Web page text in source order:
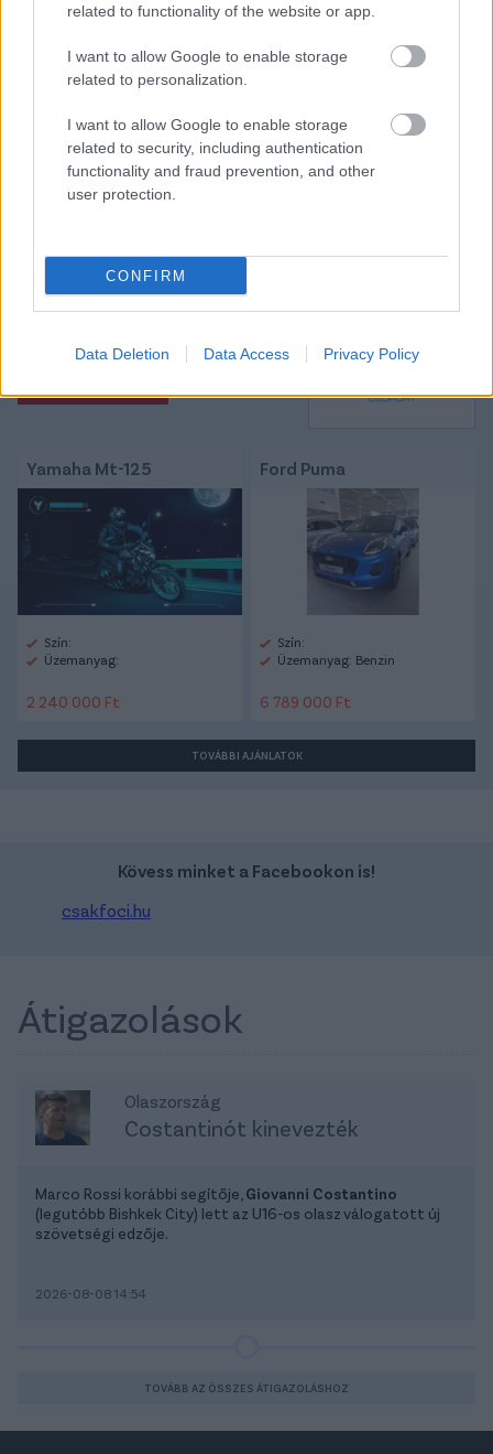
related to functionality of the website or app.
I want to allow Google to enable storage
related to personalization.
I want to allow Google to enable storage
related to security, including authentication
functionality and fraud prevention, and other
user protection.
CONFIRM
Data Deletion Data Access Privacy Policy
között legyen a Google-találatokban
Tetszett a cikk? Megosztanád?
Link másolása Email küldés
#ÁTIGAZOLÁSOK
#SPANYOL FOCI
#NIKITSCHER
TAMÁS
#REAL VALLADOLID
Yamaha Mt-125
Szín:
Üzemanyag:
2 240 000 Ft
Ford Puma
Szín:
Üzemanyag: Benzin
6 789 000 Ft
TOVÁBBI AJÁNLATOK
Kövess minket a Facebookon is!
csakfoci.hu
Átigazolások
Olaszország
Costantinót kinevezték
Marco Rossi korábbi segítője, Giovanni Costantino
(legutóbb Bishkek City) lett az U16-os olasz válogatott új
szövetségi edzője.
2026-08-08 14:54
TOVÁBB AZ ÖSSZES ÁTIGAZOLÁSHOZ